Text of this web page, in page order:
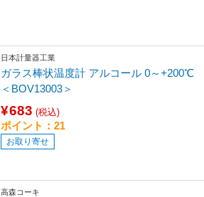
日本計量器工業
ガラス棒状温度計 アルコール 0～+200℃
＜BOV13003＞
¥683 (税込)
ポイント：21
お取り寄せ
高森コーキ